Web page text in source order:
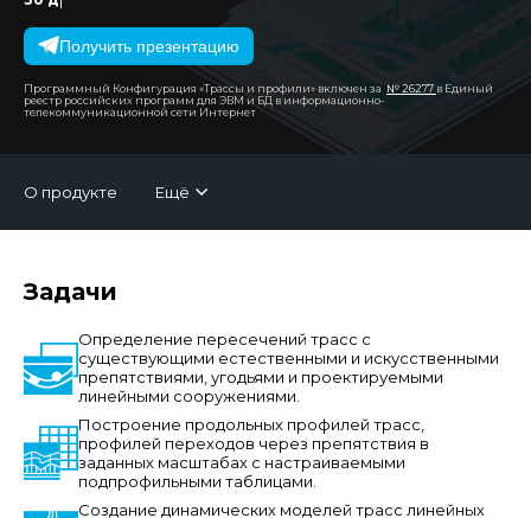
Получить презентацию
Программный Конфигурация «Трассы и профили» включен за № 26277 в Единый
реестр российских программ для ЭВМ и БД в информационно-
телекоммуникационной сети Интернет
О продукте Ещё
Задачи
Определение пересечений трасс с
существующими естественными и искусственными
препятствиями, угодьями и проектируемыми
линейными сооружениями.
Построение продольных профилей трасс,
профилей переходов через препятствия в
заданных масштабах с настраиваемыми
подпрофильными таблицами.
Создание динамических моделей трасс линейных